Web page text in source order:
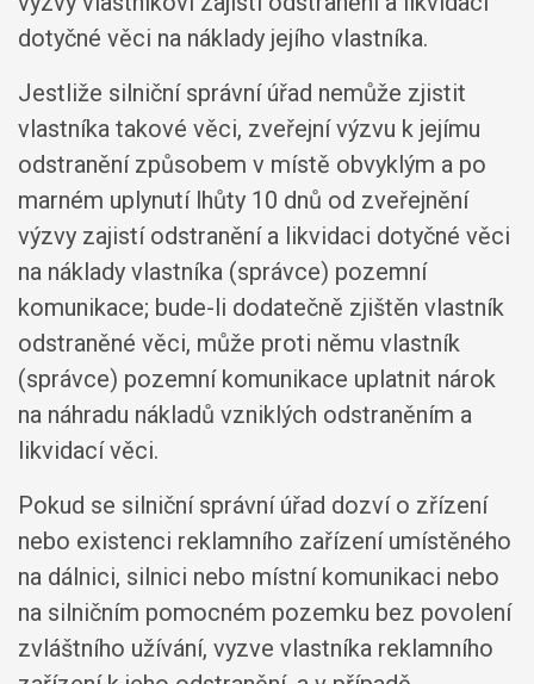
dotyčné věci na náklady jejího vlastníka.
Jestliže silniční správní úřad nemůže zjistit
vlastníka takové věci, zveřejní výzvu k jejímu
odstranění způsobem v místě obvyklým a po
marném uplynutí lhůty 10 dnů od zveřejnění
výzvy zajistí odstranění a likvidaci dotyčné věci
na náklady vlastníka (správce) pozemní
komunikace; bude-li dodatečně zjištěn vlastník
odstraněné věci, může proti němu vlastník
(správce) pozemní komunikace uplatnit nárok
na náhradu nákladů vzniklých odstraněním a
likvidací věci.
Pokud se silniční správní úřad dozví o zřízení
nebo existenci reklamního zařízení umístěného
na dálnici, silnici nebo místní komunikaci nebo
na silničním pomocném pozemku bez povolení
zvláštního užívání, vyzve vlastníka reklamního